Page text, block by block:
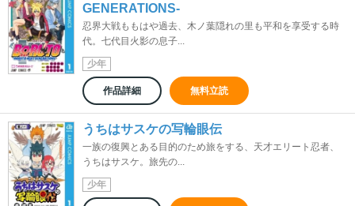
GENERATIONS-
忍界大戦ももはや過去、木ノ葉隠れの里も平和を享受する時
代。七代目火影の息子...
少年
作品詳細 無料立読
うちはサスケの写輪眼伝
一族の復興とある目的のため旅をする、天才エリート忍者、
うちはサスケ。旅先の...
少年